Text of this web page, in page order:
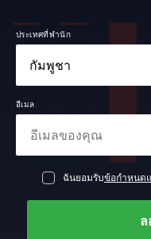
ประเทศที่พำนัก
อีเมล
ฉันยอมรับข้อกำหนด